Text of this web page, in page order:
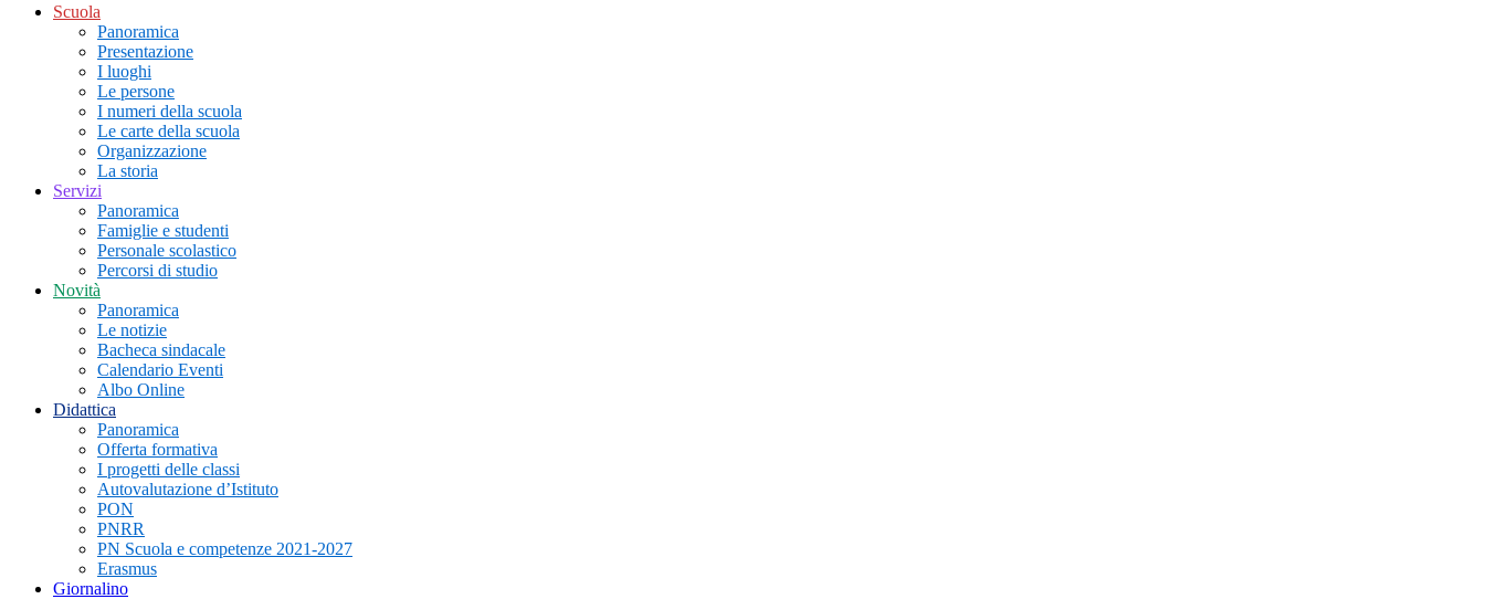
Scuola
Panoramica
Presentazione
I luoghi
Le persone
I numeri della scuola
Le carte della scuola
Organizzazione
La storia
Servizi
Panoramica
Famiglie e studenti
Personale scolastico
Percorsi di studio
Novità
Panoramica
Le notizie
Bacheca sindacale
Calendario Eventi
Albo Online
Didattica
Panoramica
Offerta formativa
I progetti delle classi
Autovalutazione d’Istituto
PON
PNRR
PN Scuola e competenze 2021-2027
Erasmus
Giornalino